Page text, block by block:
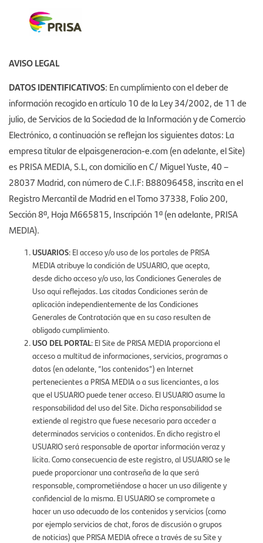
AVISO LEGAL
DATOS IDENTIFICATIVOS: En cumplimiento con el deber de
información recogido en artículo 10 de la Ley 34/2002, de 11 de
julio, de Servicios de la Sociedad de la Información y de Comercio
Electrónico, a continuación se reflejan los siguientes datos: La
empresa titular de elpaisgeneracion-e.com (en adelante, el Site)
es PRISA MEDIA, S.L, con domicilio en C/ Miguel Yuste, 40 –
28037 Madrid, con número de C.I.F: B88096458, inscrita en el
Registro Mercantil de Madrid en el Tomo 37338, Folio 200,
Sección 8ª, Hoja M665815, Inscripción 1ª (en adelante, PRISA
MEDIA).
USUARIOS: El acceso y/o uso de los portales de PRISA
MEDIA atribuye la condición de USUARIO, que acepta,
desde dicho acceso y/o uso, las Condiciones Generales de
Uso aquí reflejadas. Las citadas Condiciones serán de
aplicación independientemente de las Condiciones
Generales de Contratación que en su caso resulten de
obligado cumplimiento.
USO DEL PORTAL: El Site de PRISA MEDIA proporciona el
acceso a multitud de informaciones, servicios, programas o
datos (en adelante, “los contenidos”) en Internet
pertenecientes a PRISA MEDIA o a sus licenciantes, a los
que el USUARIO puede tener acceso. El USUARIO asume la
responsabilidad del uso del Site. Dicha responsabilidad se
extiende al registro que fuese necesario para acceder a
determinados servicios o contenidos. En dicho registro el
USUARIO será responsable de aportar información veraz y
lícita. Como consecuencia de este registro, al USUARIO se le
puede proporcionar una contraseña de la que será
responsable, comprometiéndose a hacer un uso diligente y
confidencial de la misma. El USUARIO se compromete a
hacer un uso adecuado de los contenidos y servicios (como
por ejemplo servicios de chat, foros de discusión o grupos
de noticias) que PRISA MEDIA ofrece a través de su Site y